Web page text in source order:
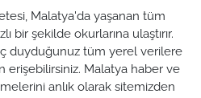
Malatya'da yaşanan tüm
bir şekilde okurlarına ulaştırır.
duyduğunuz tüm yerel verilere
Malatya haber ve
anlık olarak sitemizden